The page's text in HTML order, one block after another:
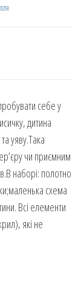
себе у
дитина
уяву.Така
чи приємним
наборі: полотно
схема
Всі елементи
які не